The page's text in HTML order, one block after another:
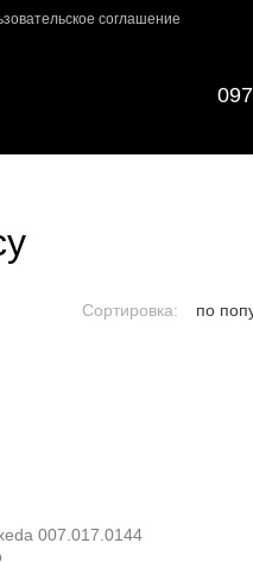
соглашение
Сортировка: по